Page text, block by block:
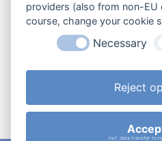
Haben Sie ein
uns? Oder möchten
providers (also from non-EU
course, change your cookie
Necessary
Reject
incl. data transfer to